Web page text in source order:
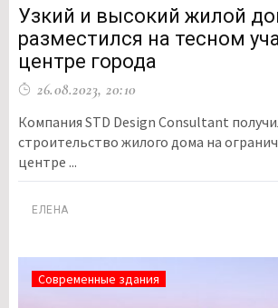
Узкий и высокий жилой
разместился на тесном
центре города
26.08.2023, 20:10
Компания STD Design Consultant
строительство жилого дома на
центре ...
ЕЛЕНА
Современные здания